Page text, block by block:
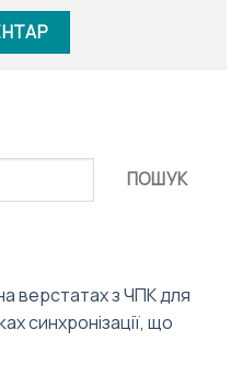
ПОШУК
верстатах з ЧПК для
синхронізації, що